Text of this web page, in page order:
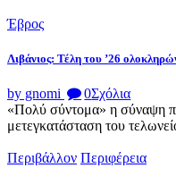
Έβρος
Λιβάνιος: Τέλη του ’26
by gnomi 0Σχόλια
«Πολύ σύντομα» η σύναψη
μετεγκατάσταση του
Περιβάλλον Περιφέρεια